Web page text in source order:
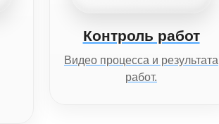
Контроль работ
Видео процесса и результата
работ.